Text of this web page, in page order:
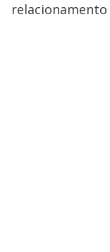
relacionamento